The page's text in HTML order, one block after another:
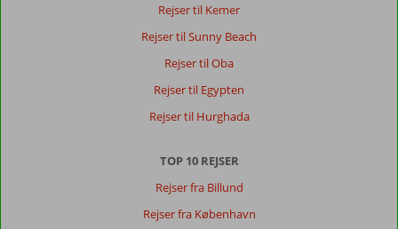
Rejser til Kemer
Rejser til Sunny Beach
Rejser til Oba
Rejser til Egypten
Rejser til Hurghada
TOP 10 REJSER
Rejser fra Billund
Rejser fra København